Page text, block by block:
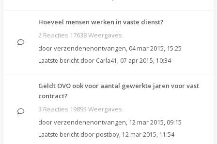
Hoeveel mensen werken in vaste dienst?
2 Reacties 17638 Weergaves
doorverzendenenontvangen, 04 mar 2015, 15:25
Laatste bericht door Carla41 , 07 apr 2015, 10:34
Geldt OVO ook voor aantal gewerkte jaren voor vast
contract?
3 Reacties 19895 Weergaves
doorverzendenenontvangen, 12 mar 2015, 09:15
Laatste bericht door postboy, 12 mar 2015, 11:54